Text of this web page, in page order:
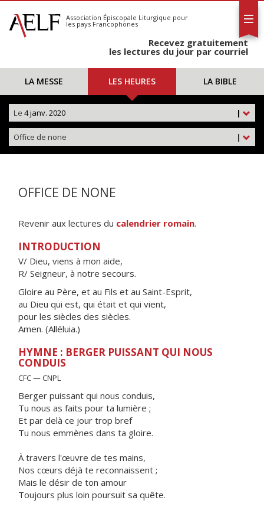
S'abonner
Calendrier
Association Épiscopale Liturgique pour
les pays Francophones
Recevez gratuitement
les lectures du jour par courriel
LA MESSE LES HEURES LA BIBLE
|
Le 4 janv. 2020
|
Office de none
OFFICE DE NONE
Revenir aux lectures du calendrier romain.
INTRODUCTION
V/ Dieu, viens à mon aide,
R/ Seigneur, à notre secours.
Gloire au Père, et au Fils et au Saint-Esprit,
au Dieu qui est, qui était et qui vient,
pour les siècles des siècles.
Amen. (Alléluia.)
HYMNE : BERGER PUISSANT QUI NOUS
CONDUIS
CFC — CNPL
Berger puissant qui nous conduis,
Tu nous as faits pour ta lumière ;
Et par delà ce jour trop bref
Tu nous emmènes dans ta gloire.
À travers l'œuvre de tes mains,
Nos cœurs déjà te reconnaissent ;
Mais le désir de ton amour
Toujours plus loin poursuit sa quête.